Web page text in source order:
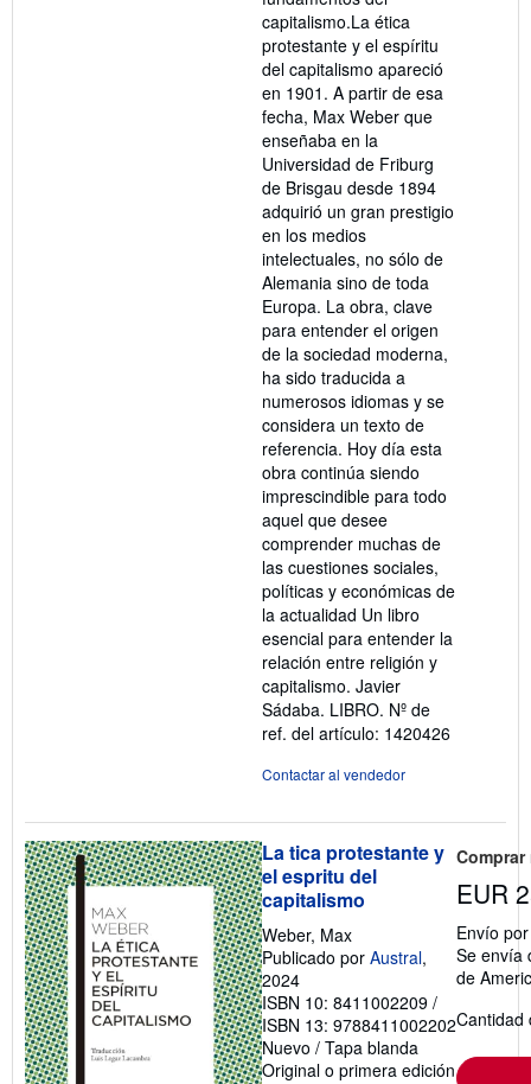
capitalismo.La ética
protestante y el espíritu
del capitalismo apareció
en 1901. A partir de esa
fecha, Max Weber que
enseñaba en la
Universidad de Friburg
de Brisgau desde 1894
adquirió un gran prestigio
en los medios
intelectuales, no sólo de
Alemania sino de toda
Europa. La obra, clave
para entender el origen
de la sociedad moderna,
ha sido traducida a
numerosos idiomas y se
considera un texto de
referencia. Hoy día esta
obra continúa siendo
imprescindible para todo
aquel que desee
comprender muchas de
las cuestiones sociales,
políticas y económicas de
la actualidad Un libro
esencial para entender la
relación entre religión y
capitalismo. Javier
Sádaba. LIBRO. Nº de
ref. del artículo: 1420426
Contactar al vendedor
La tica protestante y
el espritu del
capitalismo
Weber, Max
Publicado por Austral,
2024
ISBN 10: 8411002209 /
ISBN 13: 9788411002202
Nuevo / Tapa blanda
Original o primera edición
EUR
Envío
Se envía
de
Cantidad